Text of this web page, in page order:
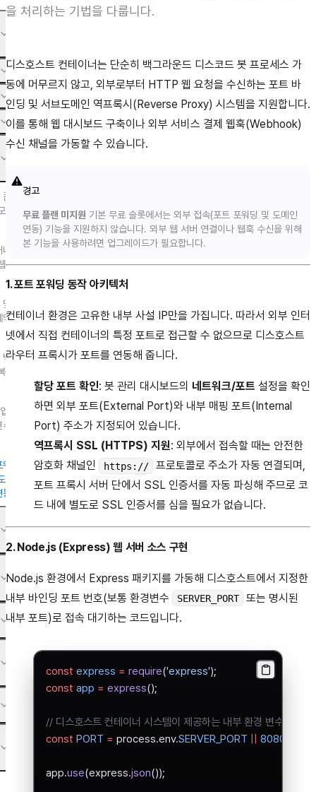
약
백
을 처리하는 기법을 다룹니다.
디스호스트 컨테이너는 단순히 백그라운드 디스코드 봇 프로세스 가
동에 머무르지 않고, 외부로부터 HTTP 웹 요청을 수신하는 포트 바
인딩 및 서브도메인 역프록시(Reverse Proxy) 시스템을 지원합니다.
이를 통해 웹 대시보드 구축이나 외부 서비스 결제 웹훅(Webhook)
수신 채널을 가동할 수 있습니다.
경고
무료 플랜 미지원 기본 무료 슬롯에서는 외부 접속(포트 포워딩 및 도메인
연동) 기능을 지원하지 않습니다. 외부 웹 서버 연결이나 웹훅 수신을 위해
본 기능을 사용하려면 업그레이드가 필요합니다.
1. 포트 포워딩 동작 아키텍처
컨테이너 환경은 고유한 내부 사설 IP만을 가집니다. 따라서 외부 인터
넷에서 직접 컨테이너의 특정 포트로 접근할 수 없으므로 디스호스트
라우터 프록시가 포트를 연동해 줍니다.
할당 포트 확인: 봇 관리 대시보드의 네트워크/포트 설정을 확인
하면 외부 포트(External Port)와 내부 매핑 포트(Internal
Port) 주소가 지정되어 있습니다.
역프록시 SSL (HTTPS) 지원: 외부에서 접속할 때는 안전한
암호화 채널인
https://
프로토콜로 주소가 자동 연결되며,
포트 프록시 서버 단에서 SSL 인증서를 자동 파싱해 주므로 코
드 내에 별도로 SSL 인증서를 심을 필요가 없습니다.
2. Node.js (Express) 웹 서버 소스 구현
Node.js 환경에서 Express 패키지를 가동해 디스호스트에서 지정한
내부 바인딩 포트 번호(보통 환경변수
SERVER_PORT
또는 명시된
내부 포트)로 접속 대기하는 코드입니다.
const express = require('express');
const app = express();
// 디스호스트 컨테이너 시스템이 제공하는 내부 환경 변수 포트
const PORT = process.env.SERVER_PORT 8080
app.use(express.json());